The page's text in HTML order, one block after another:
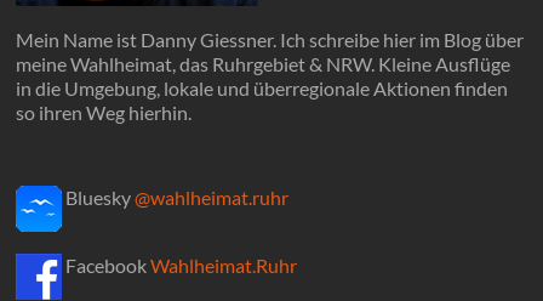
Mein Name ist Danny Giessner. Ich schreibe hier im Blog über
meine Wahlheimat, das Ruhrgebiet & NRW. Kleine Ausflüge
in die Umgebung, lokale und überregionale Aktionen finden
so ihren Weg hierhin.
Bluesky@wahlheimat.ruhr
FacebookWahlheimat.Ruhr